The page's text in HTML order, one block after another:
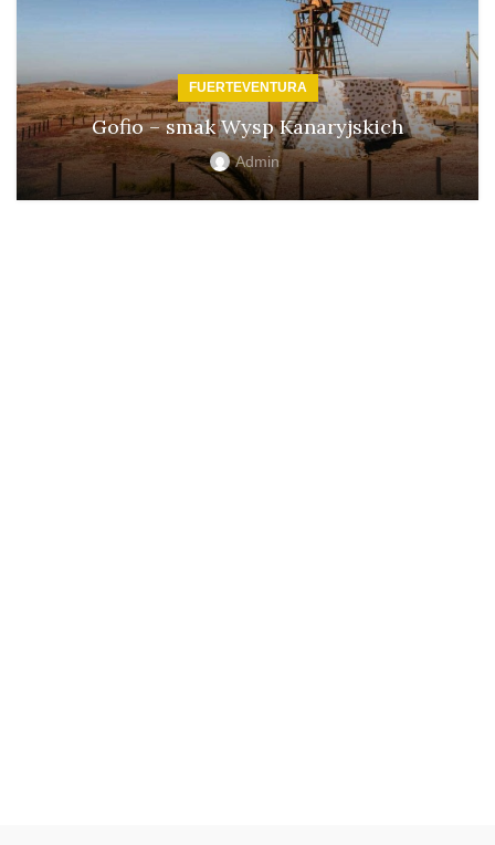
FUERTEVENTURA
Gofio – smak Wysp Kanaryjskich
Admin